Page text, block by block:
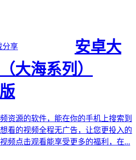
分享
安卓大
大海系列）
资源的软件，能在你的手机上搜索到
看的视频全程无广告，让您更投入的
频点击观看能享受更多的福利，在...